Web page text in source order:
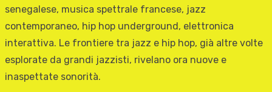
senegalese, musica spettrale francese, jazz
contemporaneo, hip hop underground, elettronica
interattiva. Le frontiere tra jazz e hip hop, già altre volte
esplorate da grandi jazzisti, rivelano ora nuove e
inaspettate sonorità.